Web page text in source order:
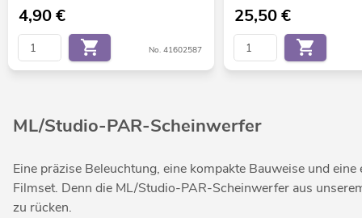
4,90€
No. 41602587
25,50€
ML/Studio-PAR-Scheinwerfer
Eine präzise Beleuchtung, eine kompakte Bauweise und
Filmset. Denn die ML/Studio-PAR-Scheinwerfer aus
zu rücken.